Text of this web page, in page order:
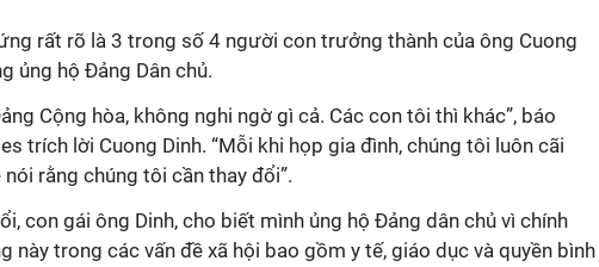
rất rõ là 3 trong số 4 người con trưởng thành của ông Cuong
ủng hộ Đảng Dân chủ.
Cộng hòa, không nghi ngờ gì cả. Các con tôi thì khác”, báo
trích lời Cuong Dinh. “Mỗi khi họp gia đình, chúng tôi luôn cãi
nói rằng chúng tôi cần thay đổi”.
con gái ông Dinh, cho biết mình ủng hộ Đảng dân chủ vì chính
này trong các vấn đề xã hội bao gồm y tế, giáo dục và quyền bình